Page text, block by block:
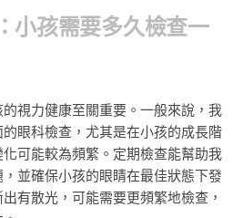
小孩需要多久檢查一
視力健康至關重要。一般來說，我
眼科檢查，尤其是在小孩的成長階
可能較為頻繁。定期檢查能幫助我
並確保小孩的眼睛在最佳狀態下發
有散光，可能需要更頻繁地檢查，